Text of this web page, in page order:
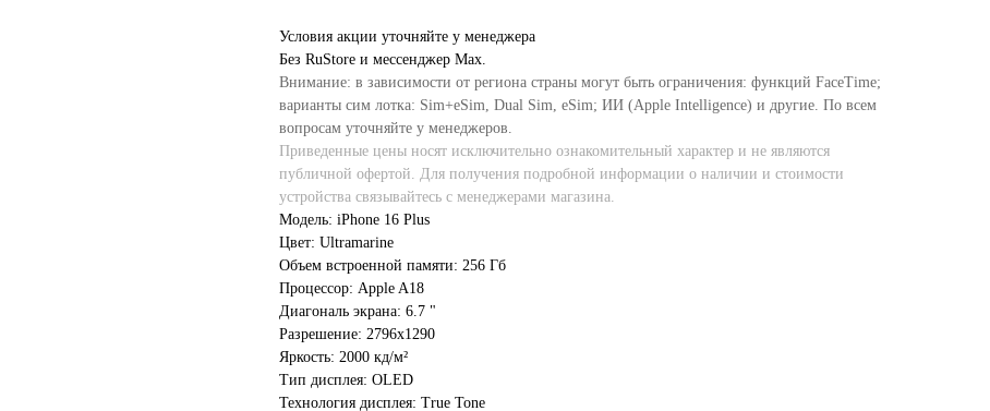
Условия акции уточняйте у менеджера
Без RuStore и мессенджер Max.
Внимание: в зависимости от региона страны могут быть ограничения: функций FaceTime;
варианты сим лотка: Sim+eSim, Dual Sim, eSim; ИИ (Apple Intelligence) и другие. По всем
вопросам уточняйте у менеджеров.
Приведенные цены носят исключительно ознакомительный характер и не являются
публичной офертой. Для получения подробной информации о наличии и стоимости
устройства связывайтесь с менеджерами магазина.
Модель: iPhone 16 Plus
Цвет: Ultramarine
Объем встроенной памяти: 256 Гб
Процессор: Apple A18
Диагональ экрана: 6.7 "
Разрешение: 2796x1290
Яркость: 2000 кд/м²
Тип дисплея: OLED
Технология дисплея: True Tone